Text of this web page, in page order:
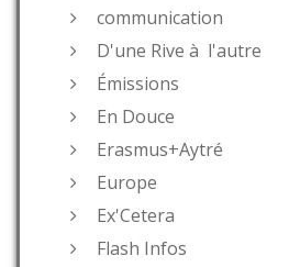
communication
D'une Rive à l'autre
Émissions
En Douce
Erasmus+Aytré
Europe
Ex'Cetera
Flash Infos